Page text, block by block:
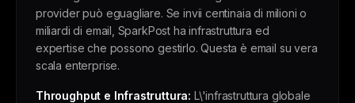
provider può eguagliare. Se invii centinaia di milioni o
miliardi di email, SparkPost ha infrastruttura ed
expertise che possono gestirlo. Questa è email su vera
scala enterprise.
Throughput e Infrastruttura: L\'infrastruttura globale